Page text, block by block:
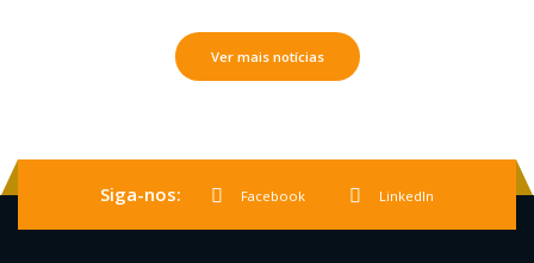
Ver mais notícias
Siga-nos: Facebook LinkedIn